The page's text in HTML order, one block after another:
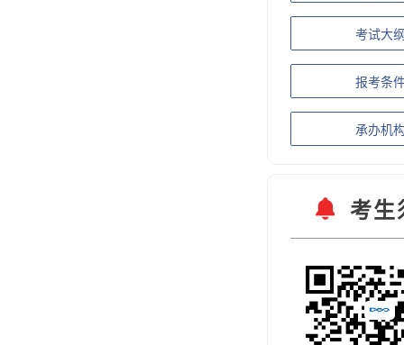
考试大
报考条
承办机
考生